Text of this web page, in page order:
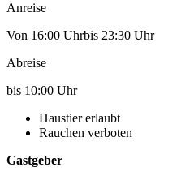
Anreise
Von 16:00 Uhrbis 23:30 Uhr
Abreise
bis 10:00 Uhr
Haustier erlaubt
Rauchen verboten
Gastgeber